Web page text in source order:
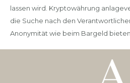
lassen wird. Kryptowährung
die Suche nach den
Anonymität wie beim Bargeld